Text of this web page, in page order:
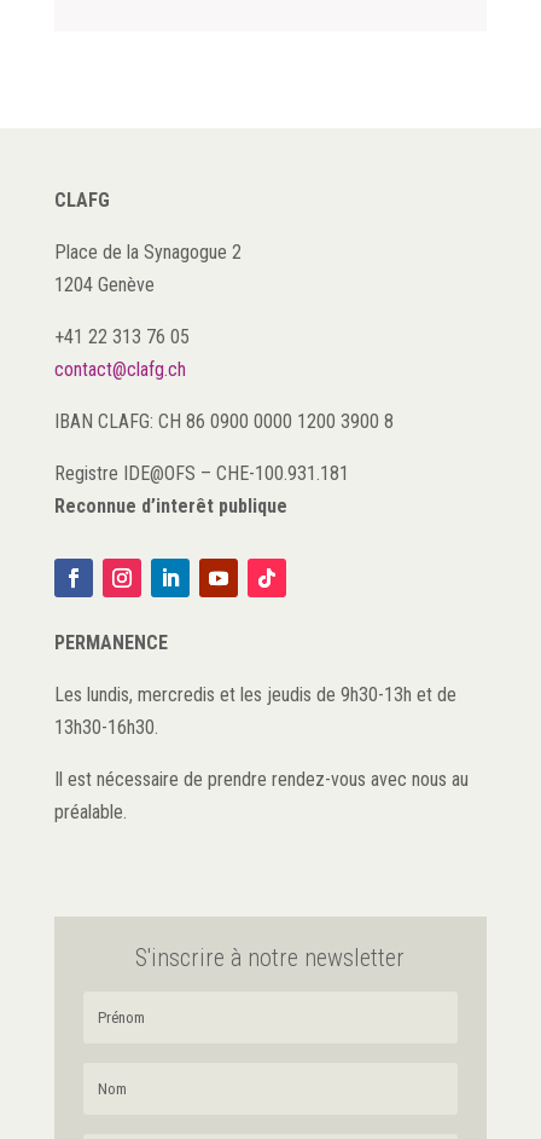
CLAFG
Place de la Synagogue 2
1204 Genève
+41 22 313 76 05
contact@clafg.ch
IBAN CLAFG: CH 86 0900 0000 1200 3900 8
Registre IDE@OFS – CHE-100.931.181
Reconnue d’interêt publique
PERMANENCE
Les lundis, mercredis et les jeudis de 9h30-13h et de
13h30-16h30.
Il est nécessaire de prendre rendez-vous avec nous au
préalable.
S'inscrire à notre newsletter